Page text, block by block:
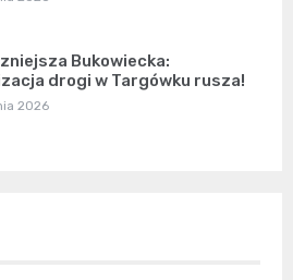
Bukowiecka:
drogi w Targówku rusza!
2026